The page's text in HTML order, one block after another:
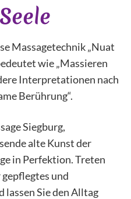
Massagetechnik „Nuat
wie „Massieren
Interpretationen nach
Berührung“.
Siegburg,
alte Kunst der
in Perfektion. Treten
gepflegtes und
lassen Sie den Alltag